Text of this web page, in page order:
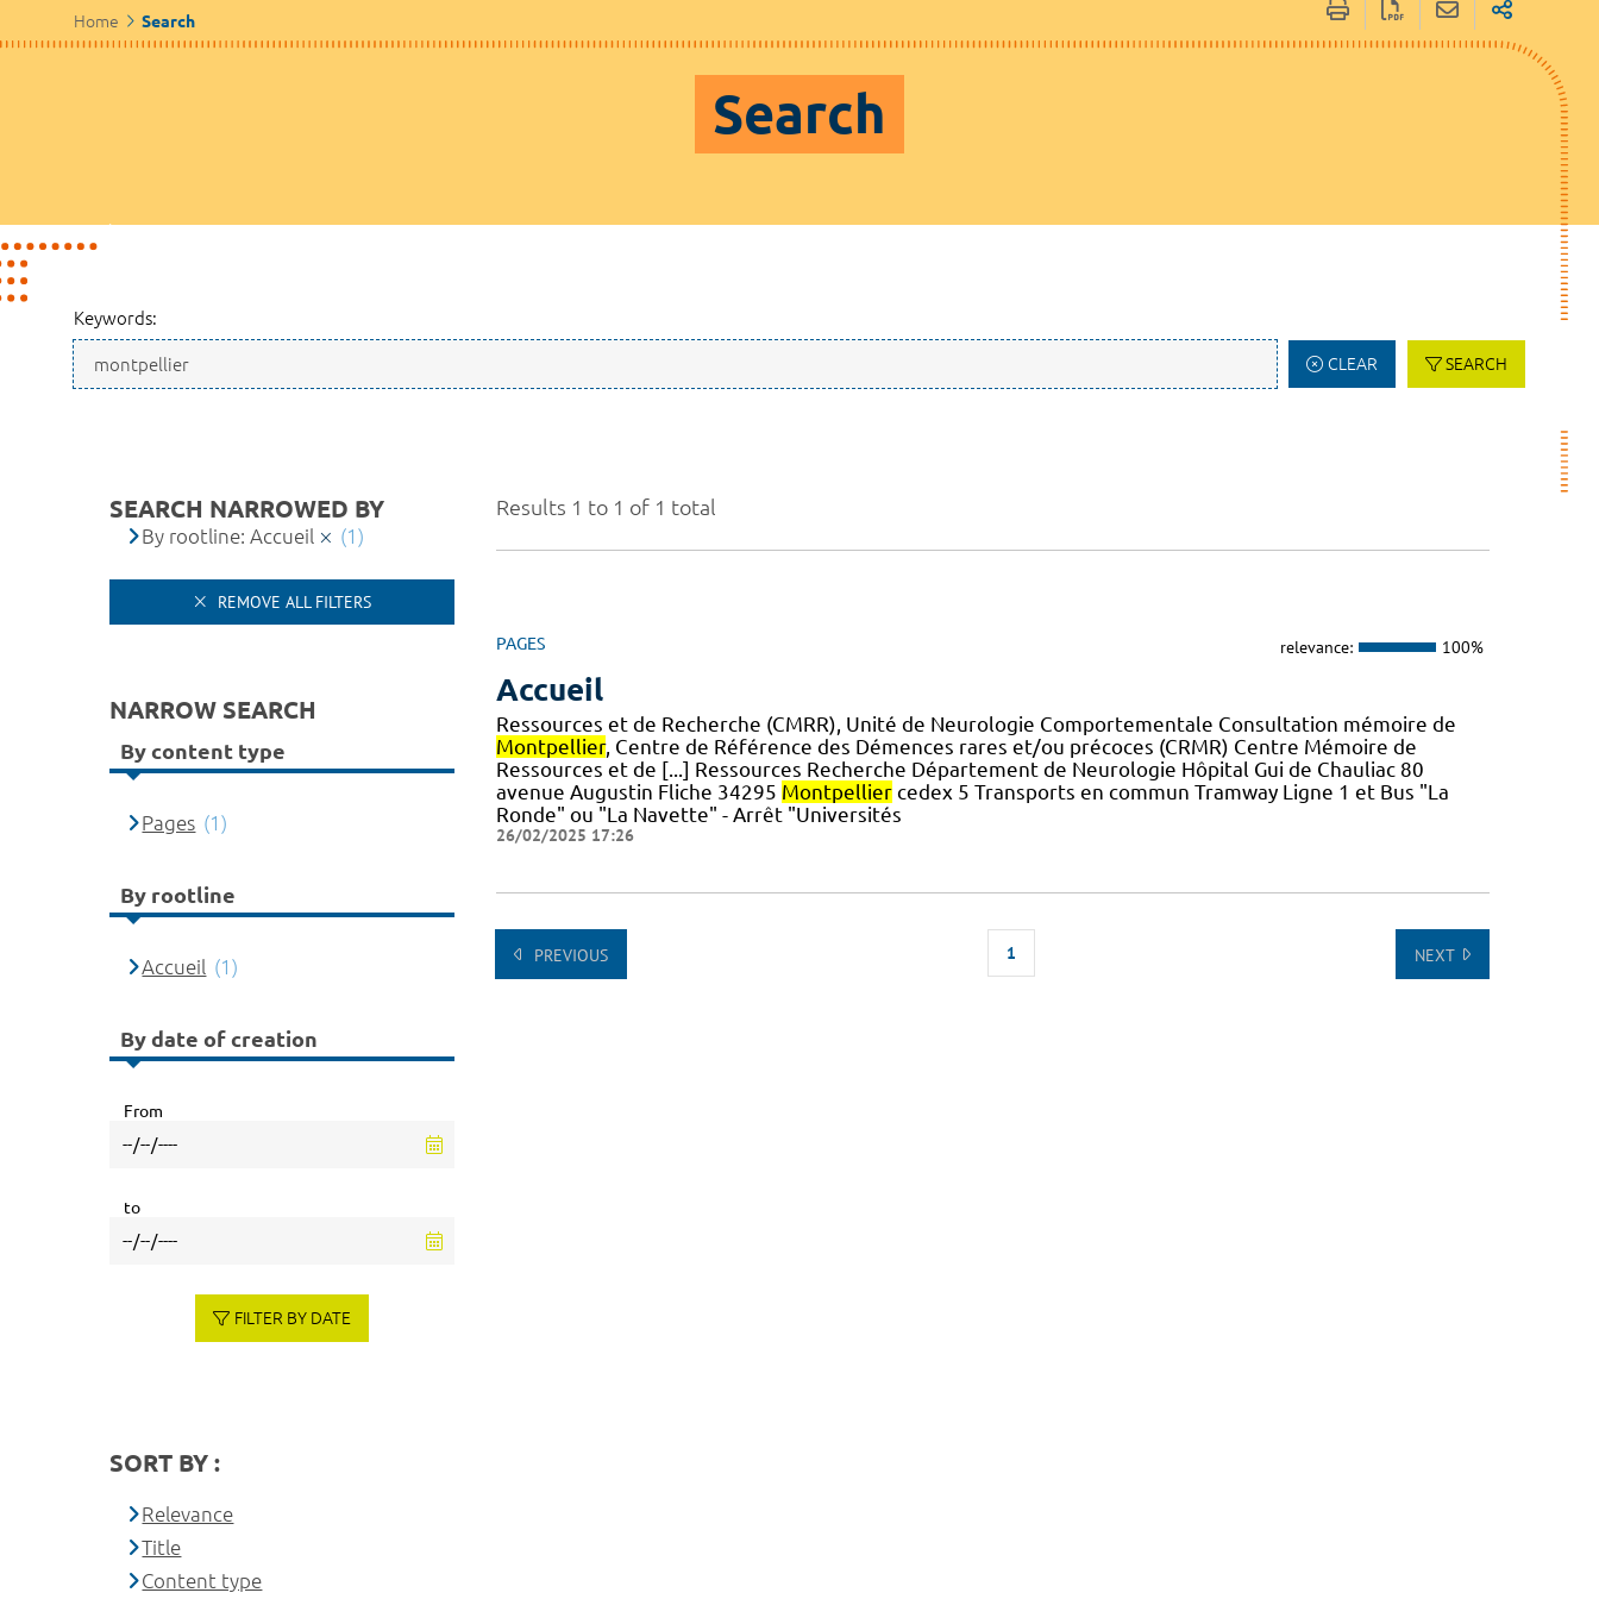
Home Search
Search
Keywords:
CLEAR SEARCH
Results 1 to 1 of 1 total
PAGES relevance: 100%
Accueil
Ressources et de Recherche (CMRR), Unité de Neurologie Comportementale Consultation mémoire de
Montpellier, Centre de Référence des Démences rares et/ou précoces (CRMR) Centre Mémoire de
Ressources et de [...] Ressources Recherche Département de Neurologie Hôpital Gui de Chauliac 80
avenue Augustin Fliche 34295 Montpelliercedex 5 Transports en commun Tramway Ligne 1 et Bus "La
Ronde" ou "La Navette" - Arrêt "Universités
26/02/2025 17:26
PREVIOUS 1 NEXT
SEARCH NARROWED BY
By rootline: Accueil (1)
REMOVE ALL FILTERS
NARROW SEARCH
By content type
Pages (1)
By rootline
Accueil (1)
By date of creation
From
to
FILTER BY DATE
SORT BY :
Relevance
Title
Content type